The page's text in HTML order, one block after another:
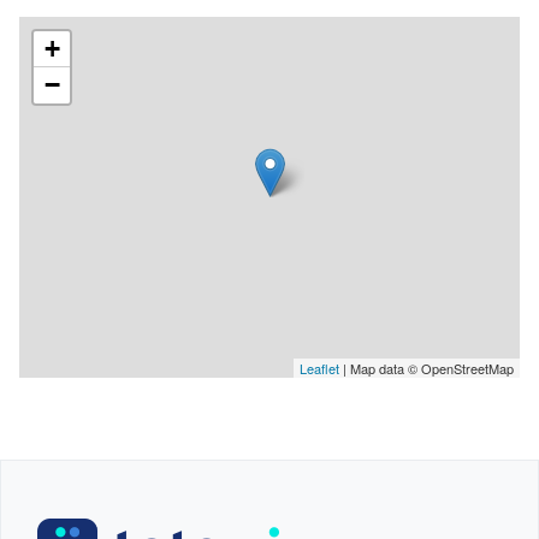
en herbe ! 🌟🌲
+
−
Leaflet | Map data © OpenStreetMap